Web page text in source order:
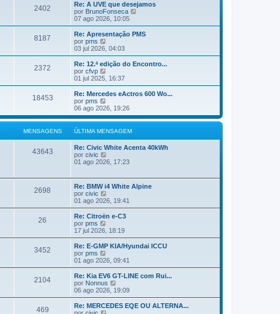
2402
Re: A UVE que desejamos
por BrunoFonseca
j
a
i
e
a
m
07 ago 2026, 10:05
8187
Re: Apresentação PMS
por pms
e
j
a
ú
t
i
m
a
M
n
s
a
e
03 jul 2026, 04:03
2372
Re: 12.ª edição do Encontro...
por cfvp
e
j
a
ú
t
i
m
a
M
n
a
g
m
01 jul 2025, 16:37
18453
Re: Mercedes eActros 600 Wo...
por pms
e
j
a
a
t
m
M
e
s
a
g
m
06 ago 2026, 19:26
MENSAGENS ÚLTIMA MENSAGEM
43643
Re: Civic White Acenta 40kWh
por civic
e
a
ú
l
t
i
m
M
e
n
a
g
e
m
01 ago 2026, 17:23
2698
Re: BMW i4 White Alpine
por civic
e
j
a
ú
t
m
a
e
n
s
a
g
01 ago 2026, 19:41
26
Re: Citroën e-C3
por pms
e
j
a
ú
t
i
m
a
e
17 jul 2026, 18:19
3452
Re: E-GMP KIA/Hyundai ICCU
por pms
e
j
a
a
ú
t
i
01 ago 2026, 09:41
2104
Re: Kia EV6 GT-LINE com Rui...
por Nonnus
e
j
a
06 ago 2026, 19:09
469
Re: MERCEDES EQE OU ALTERNA...